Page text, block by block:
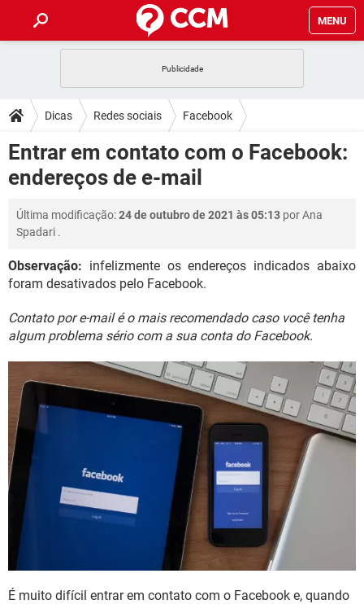
MENU
CELULAR FACEBOOK
OUTLOOK EXCEL
INSTAGRAM GMAIL
DICAS
JOGOS WHATSAPP
CELULAR FACEBOOK
INSTAGRAM GMAIL
DOWNLOADS
JOGOS WHATSAPP
OUTLOOK
INSTAGRAM GMAIL
GUIA DE COMPRAS
FÓRUM
JOGOS WHATSAPP
OUTLOOK EXCEL
GUIA DE COMPRAS
GLOSSÁRIO
JOGOS WHATSAPP
CELULAR FACEBOOK
OUTLOOK EXCEL
INSTAGRAM GMAIL
GUIA DE COMPRAS
Dicas Redes sociais Facebook
Entrar em contato com o Facebook:
endereços de e-mail
Última modificação:24 de outubro de 2021 às 05:13 porAna
Spadari .
Observação: infelizmente os endereços indicados abaixo
foram desativados pelo Facebook.
Contato por e-mail é o mais recomendado caso você tenha
algum problema sério com a sua conta do Facebook.
É muito difícil entrar em contato com o Facebook e, quando